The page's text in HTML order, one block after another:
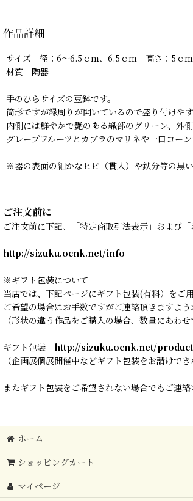
作品詳細
サイズ 径：6〜6.5ｃｍ、6.5ｃｍ 高さ：5ｃｍ
材質 陶器
手のひらサイズの豆鉢です。
筒形ですが縁周りが開いているので盛り付けやす
内側には鮮やかで艶のある織部のグリーン、外
グレープフルーツとカブラのマリネや一口コーン
※器の表面の細かなヒビ（貫入）や鉄分等の黒
ご注文前に
ご注文前に下記、「特定商取引法表示」および
http://sizuku.ocnk.net/info
※ギフト包装について
当店では、下記ページにギフト包装(有料）をご
ご希望の場合はお手数ですがご連絡頂きますよう
（形状の違う作品をご購入の場合、数量にあわ
ギフト包装 http://sizuku.ocnk.net/
（企画展個展開催中などギフト包装をお請けでき
またギフト包装をご希望されない場合でもご連
ホーム
ショッピングカート
マイページ